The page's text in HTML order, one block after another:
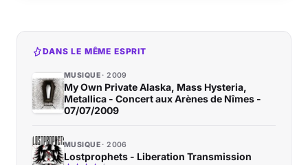
DANS LE MÊME ESPRIT
MUSIQUE 2009
My Own Private Alaska, Mass Hysteria,
Metallica - Concert aux Arènes de Nîmes -
07/07/2009
MUSIQUE 2006
Lostprophets - Liberation Transmission